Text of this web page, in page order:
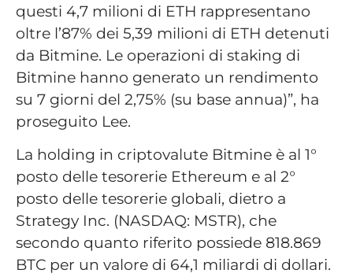
questi 4,7 milioni di ETH rappresentano
oltre l’87% dei 5,39 milioni di ETH detenuti
da Bitmine. Le operazioni di staking di
Bitmine hanno generato un rendimento
su 7 giorni del 2,75% (su base annua)”, ha
proseguito Lee.
La holding in criptovalute Bitmine è al 1°
posto delle tesorerie Ethereum e al 2°
posto delle tesorerie globali, dietro a
Strategy Inc. (NASDAQ: MSTR), che
secondo quanto riferito possiede 818.869
BTC per un valore di 64,1 miliardi di dollari.